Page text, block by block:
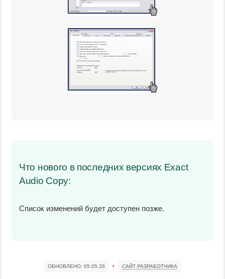
Что нового в последних версиях Exact
Audio Copy:
Список изменений будет доступен позже.
ОБНОВЛЕНО: 05.05.26 • САЙТ РАЗРАБОТЧИКА